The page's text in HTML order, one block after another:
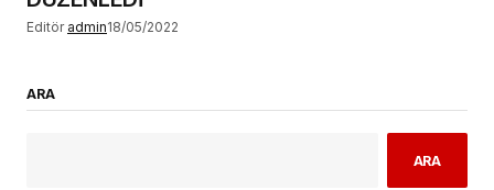
Editör admin18/05/2022
ARA
ARA